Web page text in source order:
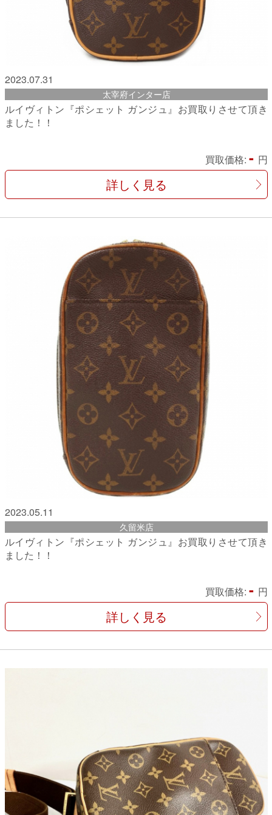
2023.07.31
太宰府インター店
ルイヴィトン『ポシェット ガンジュ』お買取りさせて頂き
ました！！
買取価格: - 円
詳しく見る
2023.05.11
久留米店
ルイヴィトン『ポシェット ガンジュ』お買取りさせて頂き
ました！！
買取価格: - 円
詳しく見る